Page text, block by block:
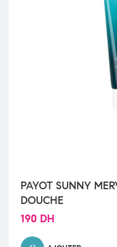
PAYOT SUNNY
DOUCHE
190 DH